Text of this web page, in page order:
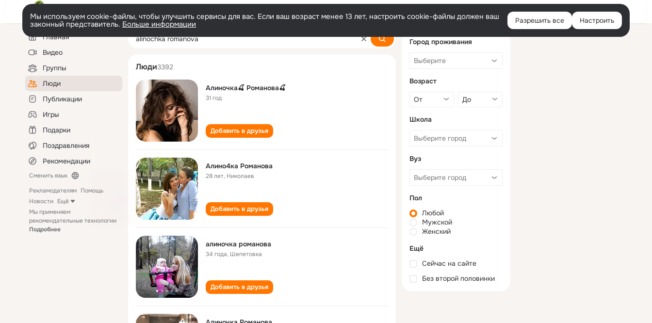
Войти
Мы используем cookie-файлы, чтобы улучшить сервисы для вас. Если ваш возраст менее 13 лет, настроить cookie-файлы должен ваш
законный представитель. Больше информации Разрешить все Настроить
Левая
колонкаГлавная
Видео
Группы
Люди
Публикации
Игры
Подарки
Поздравления
Рекомендации
Сменить язык
Рекламодателям Помощь
Новости Ещё
Мы применяем
рекомендательные технологии
Подробнее
alinochka romanova
Люди3392
Алиночка🍒 Романова🍒
31 год
Добавить в друзья
Алино4ка Романова
28 лет, Николаев
Добавить в друзья
алиночка романова
34 года, Шепетовка
Добавить в друзья
Город проживания
Возраст
Школа
Вуз
Пол
Любой
Мужской
Женский
Ещё
Сейчас на сайте
Без второй половинки